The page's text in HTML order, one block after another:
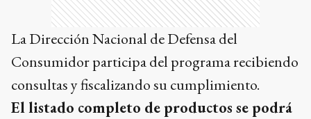
La Dirección Nacional de Defensa del
Consumidor participa del programa recibiendo
consultas y fiscalizando su cumplimiento.
El listado completo de productos se podrá